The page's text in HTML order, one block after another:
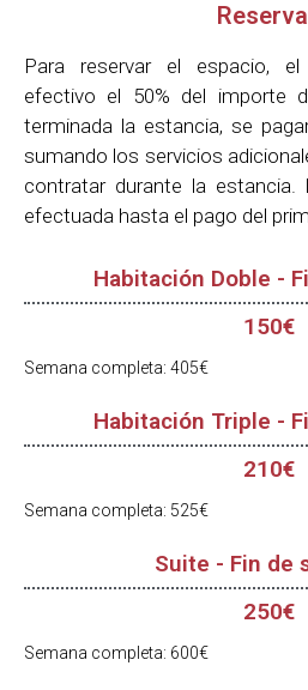
Para reservar el espacio,
efectivo el 50% del importe
terminada la estancia, se
sumando los servicios
contratar durante la estancia.
efectuada hasta el pago del
Habitación Doble -
150€
Semana completa: 405€
Habitación Triple -
210€
Semana completa: 525€
Suite - Fin de
250€
Semana completa: 600€